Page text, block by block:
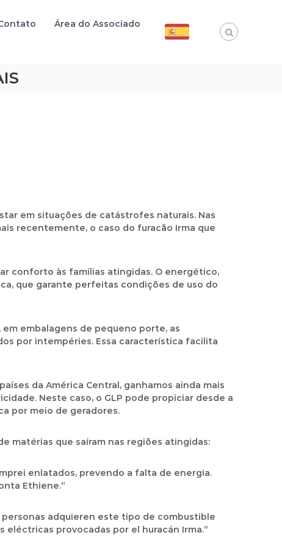
Área do Associado
em situações de catástrofes naturais. Nas
recentemente, o caso do furacão Irma que
conforto às famílias atingidas. O energético,
que garante perfeitas condições de uso do
embalagens de pequeno porte, as
por intempéries. Essa característica facilita
da América Central, ganhamos ainda mais
Neste caso, o GLP pode propiciar desde a
por meio de geradores.
matérias que saíram nas regiões atingidas:
enlatados, prevendo a falta de energia.
Ethiene.”
adquieren este tipo de combustible
provocadas por el huracán Irma.”